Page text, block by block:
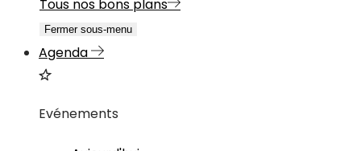
Tous nos bons plans
Fermer sous-menu
Agenda
Evénements